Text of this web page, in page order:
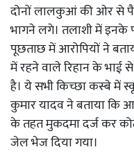
दोनों लालकुआं की ओर से
भागने लगे। तलाशी में इनके
पूछताछ में आरोपियों ने
में रहने वाले रिहान के भाई
है। ये सभी किच्छा कस्बे में
कुमार यादव ने बताया कि
के तहत मुकदमा दर्ज कर
जेल भेज दिया गया।